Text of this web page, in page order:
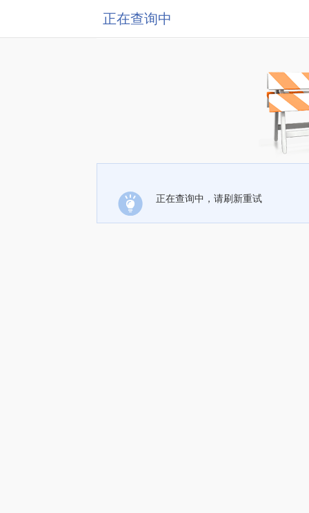
正在查询中
正在查询中，请刷新重试